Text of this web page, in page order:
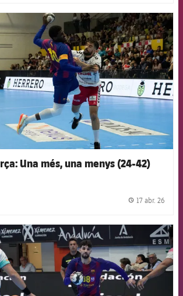
FCB Barcelona badge
Una més, una menys (24-42)
17 abr. 26
FCB Barcelona badge